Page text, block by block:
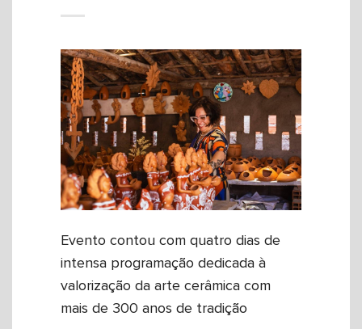
Evento contou com quatro dias de
intensa programação dedicada à
valorização da arte cerâmica com
mais de 300 anos de tradição